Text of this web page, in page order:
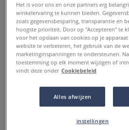
Het is voor ons en onze partners erg
winkelervaring te kunnen bieden.
zoals gegevensbesparing, transparantie en
hoogste prioriteit. Door op "Accepteren" te
voor het opslaan van cookies op je
website te verbeteren, het gebruik van de
marketinginspanningen te ondersteunen.
toestemming op elk moment wijzigen of
vindt deze onder Cookiebeleid
Alles afwijzen
instellingen